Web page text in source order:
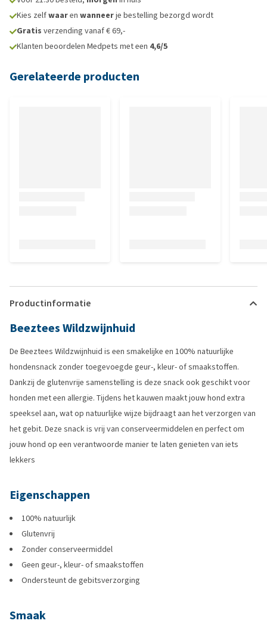
Kies zelfwaaren wanneerje bestelling bezorgd wordt
Gratis verzending vanaf € 69,-
Klanten beoordelen Medpets met een 4,6/5
Gerelateerde producten
Productinformatie
Beeztees Wildzwijnhuid
De Beeztees Wildzwijnhuid is een smakelijke en 100% natuurlijke
hondensnack zonder toegevoegde geur-, kleur- of smaakstoffen.
Dankzij de glutenvrije samenstelling is deze snack ook geschikt voor
honden met een allergie. Tijdens het kauwen maakt jouw hond extra
speeksel aan, wat op natuurlijke wijze bijdraagt aan het verzorgen van
het gebit. Deze snack is vrij van conserveermiddelen en perfect om
jouw hond op een verantwoorde manier te laten genieten van iets
lekkers
Eigenschappen
100% natuurlijk
Glutenvrij
Zonder conserveermiddel
Geen geur-, kleur- of smaakstoffen
Ondersteunt de gebitsverzorging
Smaak